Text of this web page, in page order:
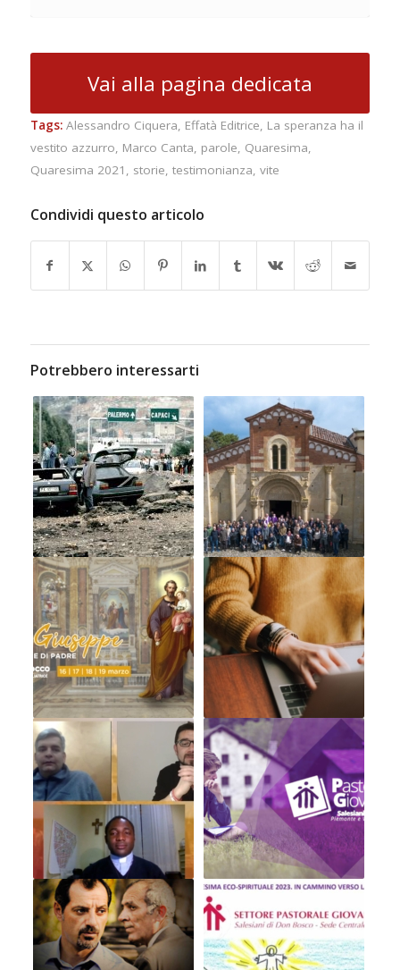
Vai alla pagina dedicata
Tags: Alessandro Ciquera, Effatà Editrice, La speranza ha il
vestito azzurro, Marco Canta, parole, Quaresima,
Quaresima 2021 , storie, testimonianza, vite
Condividi questo articolo
Potrebbero interessarti